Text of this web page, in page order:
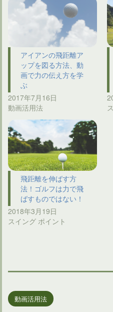
アイアンの飛距離ア
ップを図る方法、動
画で力の伝え方を学
ぶ
2017年7月16日
動画活用法
飛距離を伸ばす方
法！ゴルフは力で飛
ばすものではない！
2018年3月19日
スイング ポイント
動画活用法